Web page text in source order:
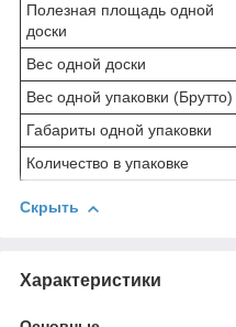
Полезная площадь одной
доски
Вес одной доски
Вес одной упаковки (Брутто)
Габариты одной упаковки
Количество в упаковке
Скрыть
Характеристики